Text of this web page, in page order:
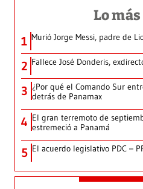
Lo
1 Murió Jorge Messi, padre de
2 Fallece José Donderis,
3 ¿Por qué el Comando Sur
detrás de Panamax
4 El gran terremoto de
estremeció a Panamá
5 El acuerdo legislativo PDC –